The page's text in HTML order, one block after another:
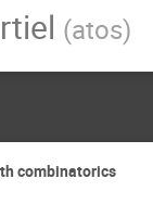
(atos)
combinatorics